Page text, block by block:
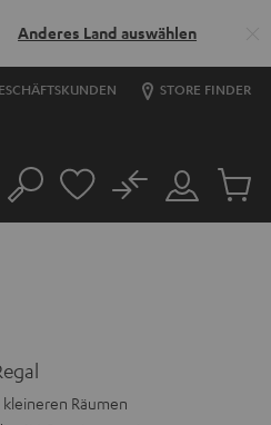
Anderes Land auswählen
STORE FINDER
Suche
Mein
Konto
No
Artikel
Räumen